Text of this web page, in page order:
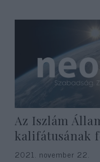
Az Iszlám
kalifátusának
2021. november 22.